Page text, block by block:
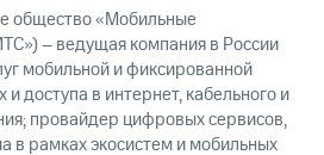
общество «Мобильные
– ведущая компания в России
мобильной и фиксированной
доступа в интернет, кабельного и
провайдер цифровых сервисов,
в рамках экосистем и мобильных